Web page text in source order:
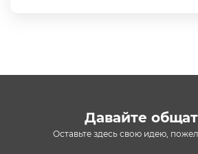
Давайте
Оставьте здесь свою идею,